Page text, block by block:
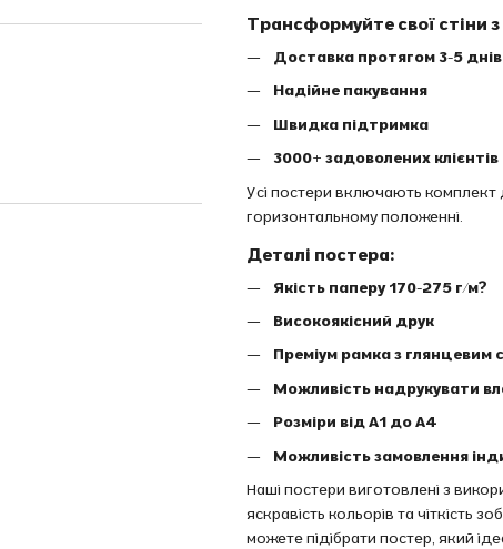
Трансформуйте свої стіни
Доставка протягом 3-5 днів
Надійне пакування
Швидка підтримка
3000+ задоволених клієнтів
Усі постери включають комплект
горизонтальному положенні.
Деталі постера:
Якість паперу 170-275 г/м?
Високоякісний друк
Преміум рамка з глянцевим
Можливість надрукувати
Розміри від A1 до A4
Можливість замовлення
Наші постери виготовлені з
яскравість кольорів та чіткість
можете підібрати постер, який